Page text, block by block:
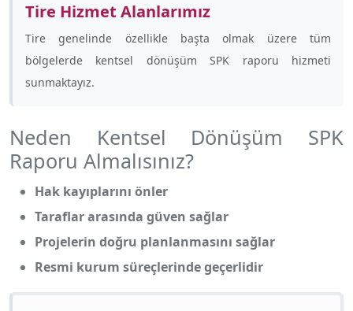
Tire Hizmet Alanlarımız
Tire genelinde özellikle başta olmak üzere tüm
bölgelerde kentsel dönüşüm SPK raporu hizmeti
sunmaktayız.
Neden Kentsel Dönüşüm SPK
Raporu Almalısınız?
Hak kayıplarını önler
Taraflar arasında güven sağlar
Projelerin doğru planlanmasını sağlar
Resmi kurum süreçlerinde geçerlidir